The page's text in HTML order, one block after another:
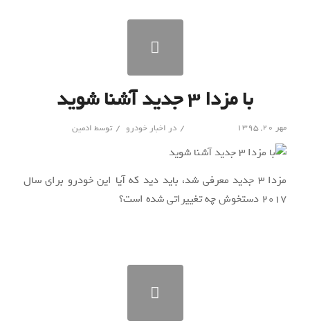
با مزدا ۳ جدید آشنا شوید
مهر ۲۰, ۱۳۹۵ / در اخبار خودرو / توسط ادمین
مزدا ۳ جدید معرفی شد، باید دید که آیا این خودرو برای سال
۲۰۱۷ دستخوش چه تغییراتی شده است؟